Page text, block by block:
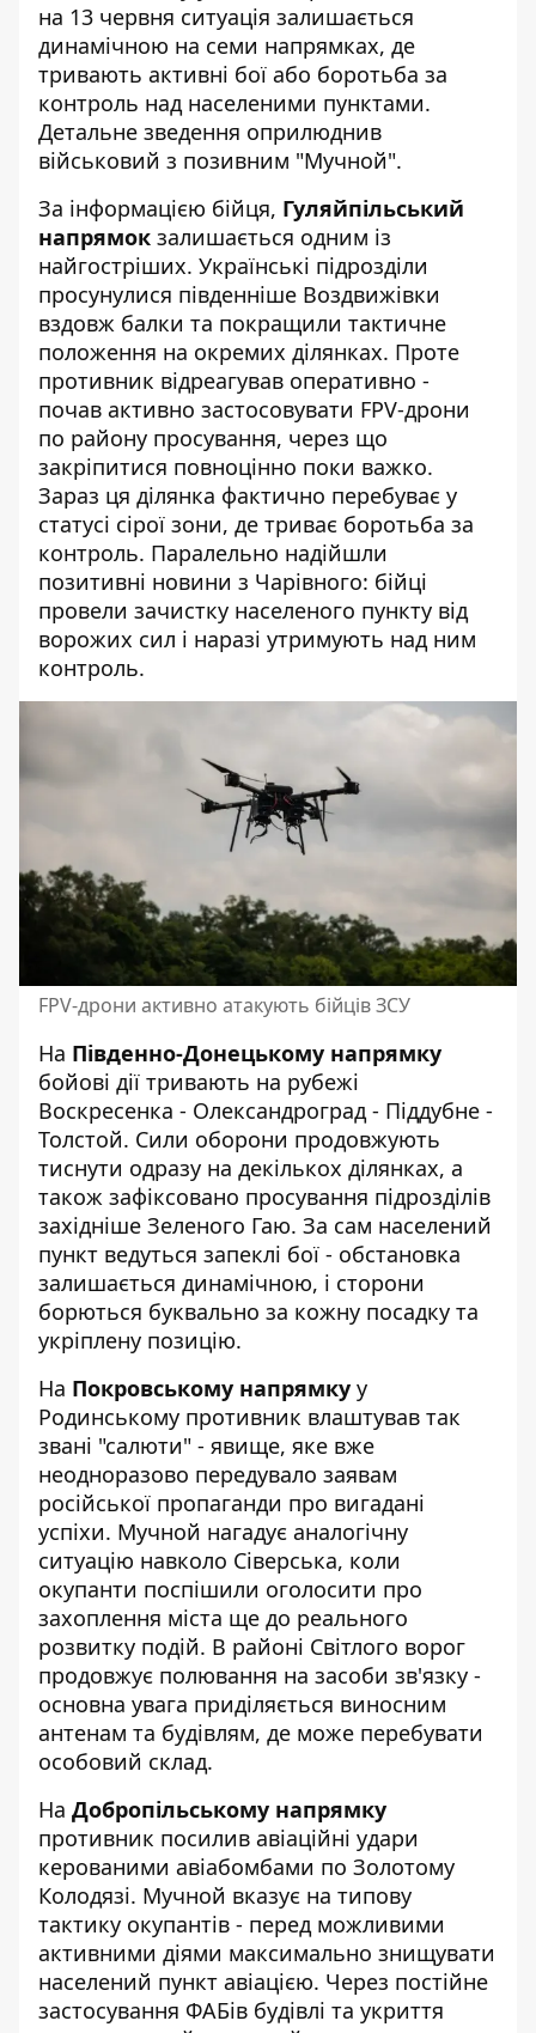
на 13 червня ситуація залишається
динамічною на семи напрямках, де
тривають активні бої або боротьба за
контроль над населеними пунктами.
Детальне зведення оприлюднив
військовий з позивним "Мучной".
За інформацією бійця, Гуляйпільський
напрямок залишається одним із
найгостріших. Українські підрозділи
просунулися південніше Воздвижівки
вздовж балки та покращили тактичне
положення на окремих ділянках. Проте
противник відреагував оперативно -
почав активно застосовувати FPV-дрони
по району просування, через що
закріпитися повноцінно поки важко.
Зараз ця ділянка фактично перебуває у
статусі сірої зони, де триває боротьба за
контроль. Паралельно надійшли
позитивні новини з Чарівного: бійці
провели зачистку населеного пункту від
ворожих сил і наразі утримують над ним
контроль.
FPV-дрони активно атакують бійців ЗСУ
На Південно-Донецькому напрямку
бойові дії тривають на рубежі
Воскресенка - Олександроград - Піддубне -
Толстой. Сили оборони продовжують
тиснути одразу на декількох ділянках, а
також зафіксовано просування підрозділів
західніше Зеленого Гаю. За сам населений
пункт ведуться запеклі бої - обстановка
залишається динамічною, і сторони
борються буквально за кожну посадку та
укріплену позицію.
На Покровському напрямку у
Родинському противник влаштував так
звані "салюти" - явище, яке вже
неодноразово передувало заявам
російської пропаганди про вигадані
успіхи. Мучной нагадує аналогічну
ситуацію навколо Сіверська, коли
окупанти поспішили оголосити про
захоплення міста ще до реального
розвитку подій. В районі Світлого ворог
продовжує полювання на засоби зв'язку -
основна увага приділяється виносним
антенам та будівлям, де може перебувати
особовий склад.
На Добропільському напрямку
противник посилив авіаційні удари
керованими авіабомбами по Золотому
Колодязі. Мучной вказує на типову
тактику окупантів - перед можливими
активними діями максимально знищувати
населений пункт авіацією. Через постійне
застосування ФАБів будівлі та укриття